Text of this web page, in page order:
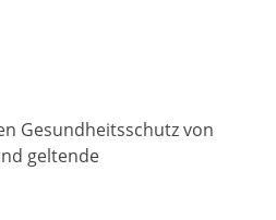
Gesundheitsschutz von
geltende